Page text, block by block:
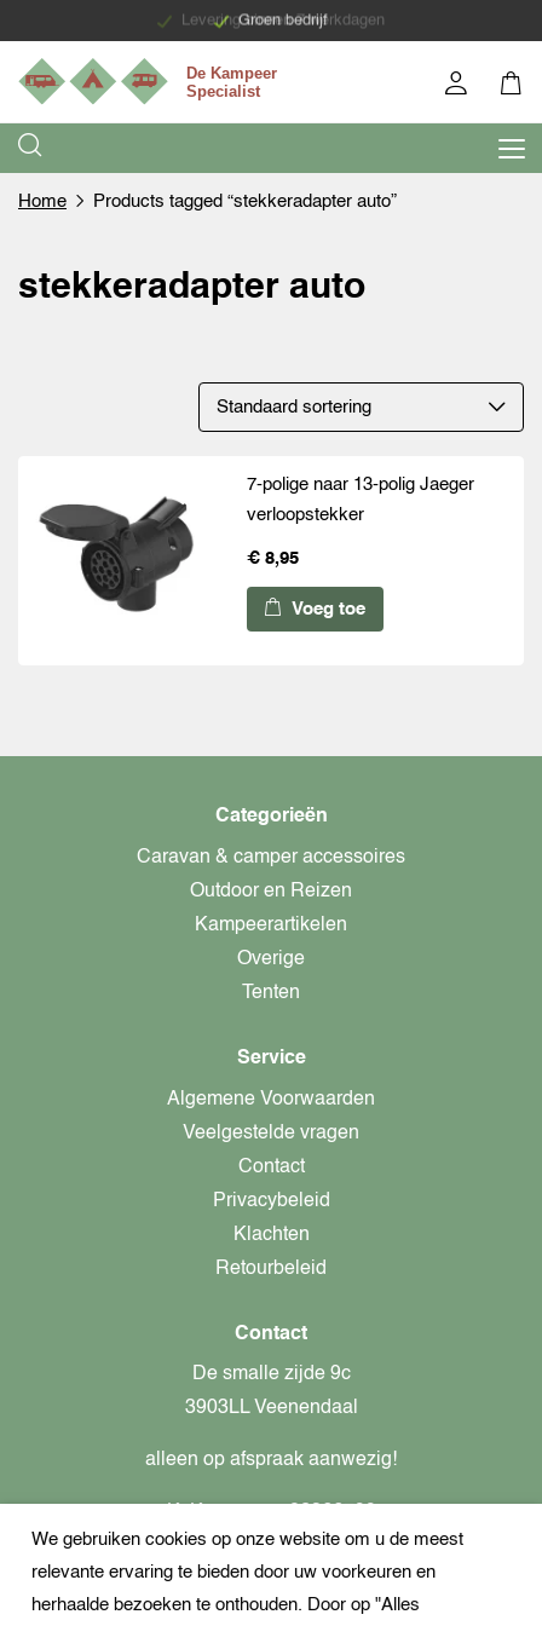
Groen bedrijf
Levering binnen 7 werkdagen
Home Products tagged “stekkeradapter auto”
stekkeradapter auto
7-polige naar 13-polig Jaeger
verloopstekker
€ 8,95
Voeg toe
Categorieën
Caravan & camper accessoires
Outdoor en Reizen
Kampeerartikelen
Overige
Tenten
Service
Algemene Voorwaarden
Veelgestelde vragen
Contact
Privacybeleid
Klachten
Retourbeleid
Contact
De smalle zijde 9c
3903LL Veenendaal
alleen op afspraak aanwezig!
Btw-nummer: nl862437301B01
+31621944547
We gebruiken cookies op onze website om u de meest
relevante ervaring te bieden door uw voorkeuren en
herhaalde bezoeken te onthouden. Door op "Alles